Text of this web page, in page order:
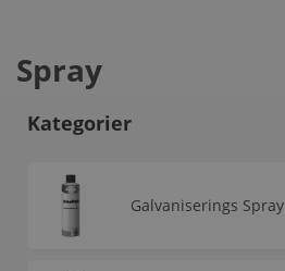
Spray
Kategorier
Galvaniserings Spray